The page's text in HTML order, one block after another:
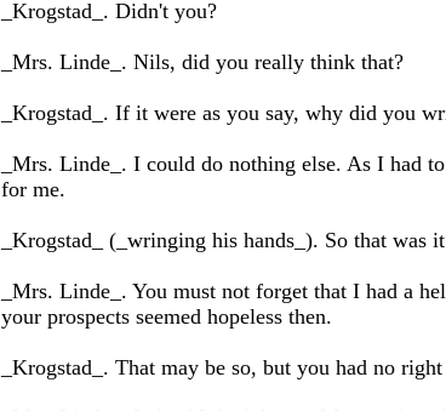
_Krogstad_. Didn't you?
_Mrs. Linde_. Nils, did you really think that?
_Krogstad_. If it were as you say, why did you
_Mrs. Linde_. I could do nothing else. As I had
for me.
_Krogstad_ (_wringing his hands_). So that
_Mrs. Linde_. You must not forget that I had a
your prospects seemed hopeless then.
_Krogstad_. That may be so, but you had no